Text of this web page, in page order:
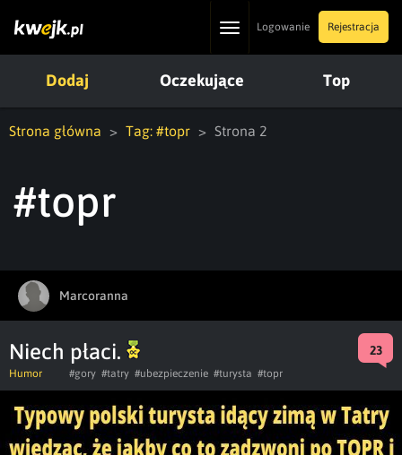
ToggleLogowanie Rejestracja
Dodaj Oczekujące Top
Strona główna Tag: #topr Strona 2
#topr
Marcoranna
Niech płaci. 23
Humor #gory #tatry #ubezpieczenie #turysta #topr